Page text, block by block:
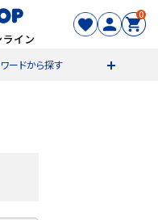
0
ードから探す